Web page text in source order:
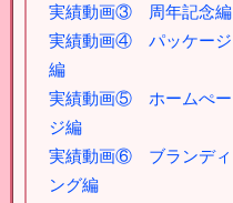
実績動画③ 周年記念編
実績動画④ パッケージ
編
実績動画⑤ ホームぺー
ジ編
実績動画⑥ ブランディ
ング編